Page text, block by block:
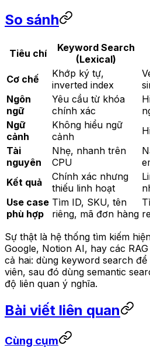
So sánh
Tiêu chí
Keyword Search
(Lexical)
Cơ chế
Khớp ký tự,
inverted index
Ngôn
ngữ
Yêu cầu từ khóa
chính xác
Ngữ
cảnh
Không hiểu ngữ
cảnh
Tài
nguyên
Nhẹ, nhanh trên
CPU
Kết quả
Chính xác nhưng
thiếu linh hoạt
Use case
phù hợp
Tìm ID, SKU, tên
riêng, mã đơn hàng
Sự thật là hệ thống tìm kiếm
Google, Notion AI, hay các
cả hai: dùng keyword search
viên, sau đó dùng semantic
độ liên quan ý nghĩa.
Bài viết liên quan
Cùng cụm